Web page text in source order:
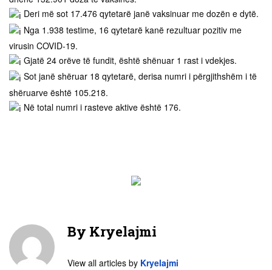
Deri më sot 17.476 qytetarë janë vaksinuar me dozën e dytë.
Nga 1.938 testime, 16 qytetarë kanë rezultuar pozitiv me
virusin COVID-19.
Gjatë 24 orëve të fundit, është shënuar 1 rast i vdekjes.
Sot janë shëruar 18 qytetarë, derisa numri i përgjithshëm i të
shëruarve është 105.218.
Në total numri i rasteve aktive është 176.
By Kryelajmi
View all articles by Kryelajmi